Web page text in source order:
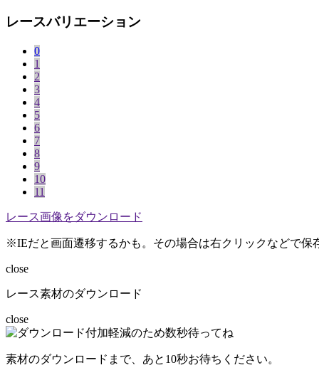
レースバリエーション
0
1
2
3
4
5
6
7
8
9
10
11
レース画像をダウンロード
※IEだと画面遷移するかも。その場合は右クリックなどで保
close
レース素材のダウンロード
close
素材のダウンロードまで、あと 10秒お待ちください。